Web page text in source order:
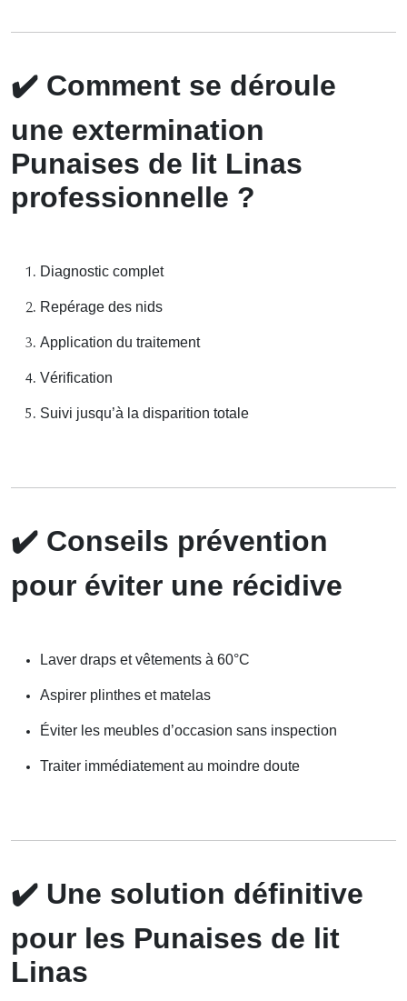
✔️ Comment se déroule
une extermination
Punaises de lit Linas
professionnelle ?
Diagnostic complet
Repérage des nids
Application du traitement
Vérification
Suivi jusqu’à la disparition totale
✔️ Conseils prévention
pour éviter une récidive
Laver draps et vêtements à 60°C
Aspirer plinthes et matelas
Éviter les meubles d’occasion sans inspection
Traiter immédiatement au moindre doute
✔️ Une solution définitive
pour les Punaises de lit
Linas